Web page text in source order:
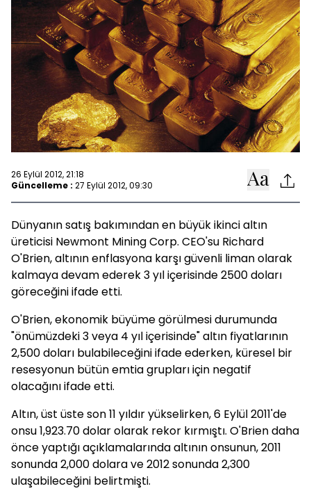
26 Eylül 2012, 21:18
Güncelleme : 27 Eylül 2012, 09:30
Dünyanın satış bakımından en büyük ikinci altın
üreticisi Newmont Mining Corp. CEO'su Richard
O'Brien, altının enflasyona karşı güvenli liman olarak
kalmaya devam ederek 3 yıl içerisinde 2500 doları
göreceğini ifade etti.
O'Brien, ekonomik büyüme görülmesi durumunda
"önümüzdeki 3 veya 4 yıl içerisinde" altın fiyatlarının
2,500 doları bulabileceğini ifade ederken, küresel bir
resesyonun bütün emtia grupları için negatif
olacağını ifade etti.
Altın, üst üste son 11 yıldır yükselirken, 6 Eylül 2011'de
onsu 1,923.70 dolar olarak rekor kırmıştı. O'Brien daha
önce yaptığı açıklamalarında altının onsunun, 2011
sonunda 2,000 dolara ve 2012 sonunda 2,300
ulaşabileceğini belirtmişti.